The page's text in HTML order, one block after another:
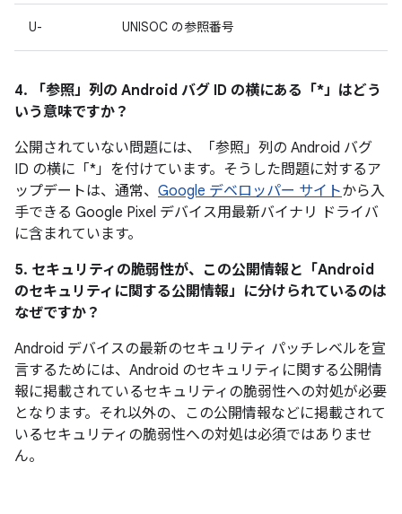
U- UNISOC の参照番号
4. 「参照」 列の Android バグ ID の横にある「*」はどう
いう意味ですか？
公開されていない問題には、「参照」列の Android バグ
ID の横に「*」を付けています。そうした問題に対するア
ップデートは、通常、 Google デベロッパー サイトから入
手できる Google Pixel デバイス用最新バイナリ ドライバ
に含まれています。
5. セキュリティの脆弱性が、この公開情報と「Android
のセキュリティに関する公開情報」に分けられているのは
なぜですか？
Android デバイスの最新のセキュリティ パッチレベルを宣
言するためには、Android のセキュリティに関する公開情
報に掲載されているセキュリティの脆弱性への対処が必要
となります。それ以外の、この公開情報などに掲載されて
いるセキュリティの脆弱性への対処は必須ではありませ
ん。